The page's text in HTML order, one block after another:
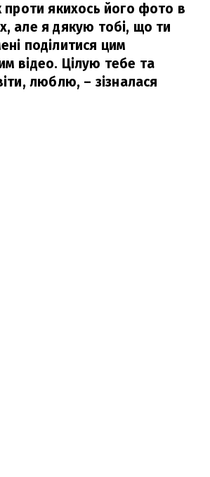
проти якихось його фото в
але я дякую тобі, що ти
поділитися цим
відео. Цілую тебе та
люблю, – зізналася